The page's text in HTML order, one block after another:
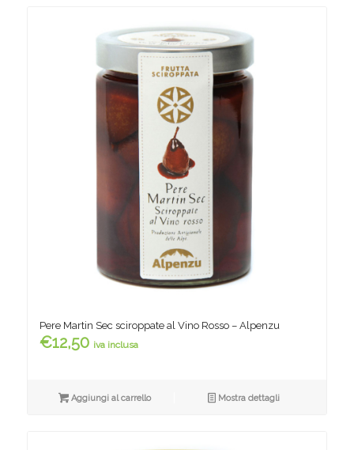
€9,00
Pere Martin Sec sciroppate al Vino Rosso – Alpenzu
€12,50 iva inclusa
Aggiungi al carrello Mostra dettagli